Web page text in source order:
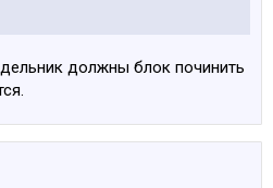
должны блок починить